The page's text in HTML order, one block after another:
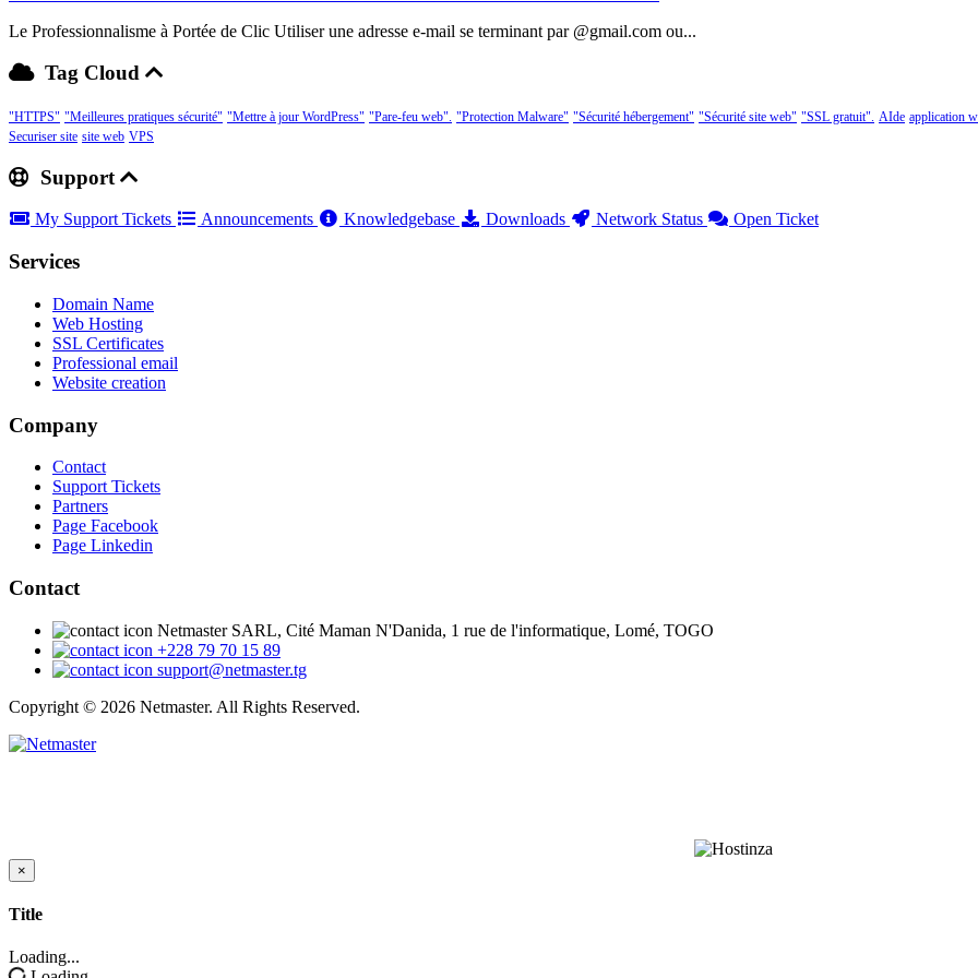
Le Professionnalisme à Portée de Clic Utiliser une adresse e-mail se terminant par @gmail.com ou...
Tag Cloud
"HTTPS" "Meilleures pratiques sécurité" "Mettre à jour WordPress" "Pare-feu web". "Protection Malware" "Sécurité hébergement" "Sécurité site web" "SSL gratuit". AIde application
Securiser site site web VPS
Support
My Support Tickets Announcements Knowledgebase Downloads Network Status Open Ticket
Services
Domain Name
Web Hosting
SSL Certificates
Professional email
Website creation
Company
Contact
Support Tickets
Partners
Page Facebook
Page Linkedin
Contact
Netmaster SARL, Cité Maman N'Danida, 1 rue de l'informatique, Lomé, TOGO
+228 79 70 15 89
support@netmaster.tg
Copyright © 2026 Netmaster. All Rights Reserved.
×
Close
Title
Loading...